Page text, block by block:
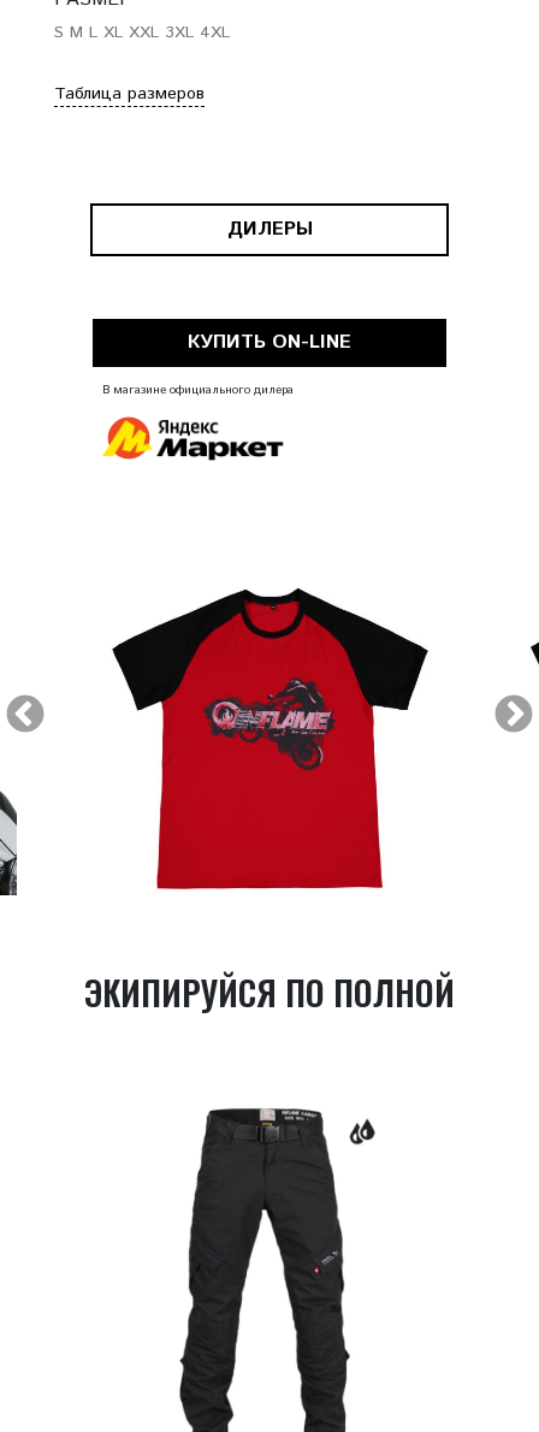
S M L XL XXL 3XL 4XL
Таблица размеров
ДИЛЕРЫ
КУПИТЬ ON-LINE
В магазине официального дилера
ЭКИПИРУЙСЯ ПО ПОЛНОЙ